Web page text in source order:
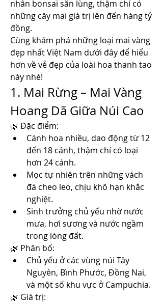
nhân bonsai săn lùng, thậm chí có
những cây mai giá trị lên đến hàng tỷ
đồng.
Cùng khám phá những loại mai vàng
đẹp nhất Việt Nam dưới đây để hiểu
hơn về vẻ đẹp của loài hoa thanh tao
này nhé!
1. Mai Rừng – Mai Vàng
Hoang Dã Giữa Núi Cao
🌿 Đặc điểm:
Cánh hoa nhiều, dao động từ 12
đến 18 cánh, thậm chí có loại
hơn 24 cánh.
Mọc tự nhiên trên những vách
đá cheo leo, chịu khô hạn khắc
nghiệt.
Sinh trưởng chủ yếu nhờ nước
mưa, hơi sương và nước ngầm
trong lòng đất.
🌿 Phân bố:
Chủ yếu ở các vùng núi Tây
Nguyên, Bình Phước, Đồng Nai,
và một số khu vực ở Campuchia.
🌿 Giá trị: